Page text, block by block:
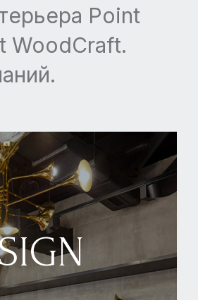
Point
WoodCraft.